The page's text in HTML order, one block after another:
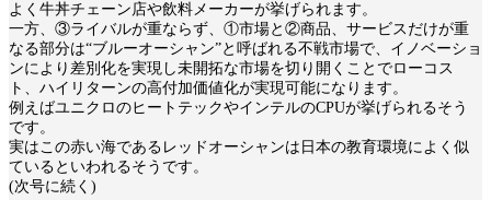
よく牛丼チェーン店や飲料メーカーが挙げられます。
一方、③ライバルが重ならず、①市場と②商品、サービスだけが重
なる部分は“ブルーオーシャン”と呼ばれる不戦市場で、イノベーショ
ンにより差別化を実現し未開拓な市場を切り開くことでローコス
ト、ハイリターンの高付加価値化が実現可能になります。
例えばユニクロのヒートテックやインテルのCPUが挙げられるそう
です。
実はこの赤い海であるレッドオーシャンは日本の教育環境によく似
ているといわれるそうです。
(次号に続く)